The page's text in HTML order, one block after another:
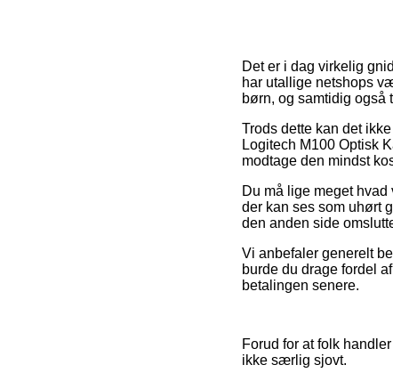
Det er i dag virkelig
har utallige netshops
børn, og samtidig også
Trods dette kan det
Logitech M100 Optisk
modtage den mindst
Du må lige meget
der kan ses som uhørt
den anden side
Vi anbefaler generelt
burde du drage fordel
betalingen senere.
Forud for at folk
ikke særlig sjovt.